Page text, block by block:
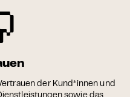
der Kund*innen und